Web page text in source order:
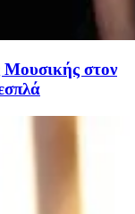
στον